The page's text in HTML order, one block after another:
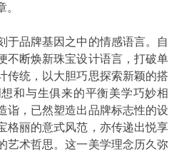
于品牌基因之中的情感语言。自
不断焕新珠宝设计语言，打破单
传统，以大胆巧思探索新颖的搭
和与生俱来的平衡美学巧妙相
诣，已然塑造出品牌标志性的设
格丽的意式风范，亦传递出悦享
艺术哲思。这一美学理念历久弥